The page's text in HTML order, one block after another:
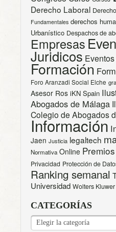
Derecho Laboral
Fundamentales derechos
Urbanístico Despachos de
Empresas
Juridicos
Formación
Foro Aranzadi Social Elche
Asesor Ros iKN Spain
Abogados de Málaga
Colegio de Abogados
Información
Jaen Justicia legaltech
Normativa Online Premios
Privacidad Protección de
Ranking semanal
Universidad Wolters Kluwer
CATEGORÍAS
CATEGORÍAS